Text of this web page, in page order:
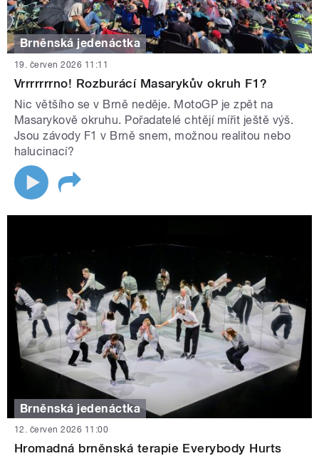
Brněnská jedenáctka
19. červen 2026 11:11
Vrrrrrrrno! Rozburácí Masarykův okruh F1?
Nic většího se v Brně neděje. MotoGP je zpět na
Masarykově okruhu. Pořadatelé chtějí mířit ještě výš.
Jsou závody F1 v Brně snem, možnou realitou nebo
halucinací?
Brněnská jedenáctka
12. červen 2026 11:00
Hromadná brněnská terapie Everybody Hurts